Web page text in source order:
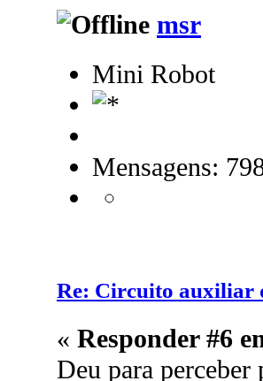
msr
Mini Robot
Mensagens:
Re: Circuito auxiliar
« Responder #6
Deu para